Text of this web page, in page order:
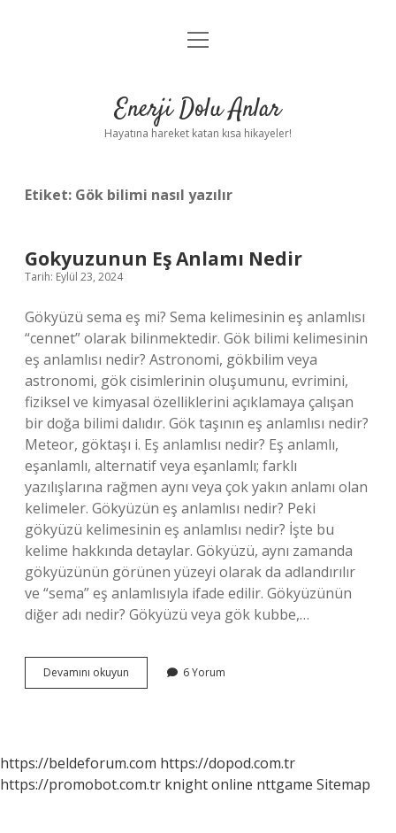
Anasayfa
Yasal Uyarı
menüyü
Enerji Dolu Anlar
Hayatına hareket katan kısa hikayeler!
Etiket: Gök bilimi nasıl yazılır
Gokyuzunun Eş Anlamı Nedir
Tarih: Eylül 23, 2024
Gökyüzü sema eş mi? Sema kelimesinin eş anlamlısı
“cennet” olarak bilinmektedir. Gök bilimi kelimesinin
eş anlamlısı nedir? Astronomi, gökbilim veya
astronomi, gök cisimlerinin oluşumunu, evrimini,
fiziksel ve kimyasal özelliklerini açıklamaya çalışan
bir doğa bilimi dalıdır. Gök taşının eş anlamlısı nedir?
Meteor, göktaşı i. Eş anlamlısı nedir? Eş anlamlı,
eşanlamlı, alternatif veya eşanlamlı; farklı
yazılışlarına rağmen aynı veya çok yakın anlamı olan
kelimeler. Gökyüzün eş anlamlısı nedir? Peki
gökyüzü kelimesinin eş anlamlısı nedir? İşte bu
kelime hakkında detaylar. Gökyüzü, aynı zamanda
gökyüzünün görünen yüzeyi olarak da adlandırılır
ve “sema” eş anlamlısıyla ifade edilir. Gökyüzünün
diğer adı nedir? Gökyüzü veya gök kubbe,…
Devamını okuyun Gokyuzunun
Eş
6 Yorum
https://beldeforum.com https://dopod.com.tr
https://promobot.com.tr knight online nttgame Sitemap